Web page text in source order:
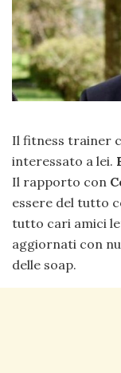
Il fitness trainer
interessato a lei.
Il rapporto con
essere del tutto
tutto cari amici
aggiornati con
delle soap.